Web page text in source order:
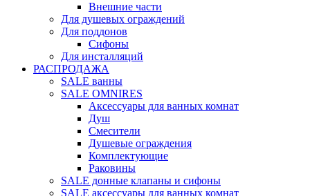
Внешние части
Для душевых ограждений
Для поддонов
Сифоны
Для инсталляций
РАСПРОДАЖА
SALE ванны
SALE OMNIRES
Аксессуары для ванных комнат
Душ
Смесители
Душевые ограждения
Комплектующие
Раковины
SALE донные клапаны и сифоны
SALE аксессуары для ванных комнат